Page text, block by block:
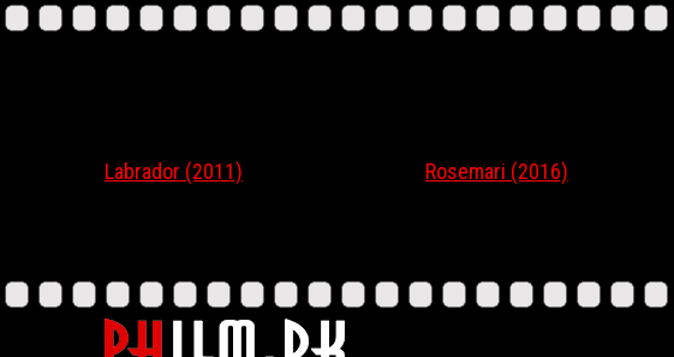
Labrador (2011) Rosemari (2016)